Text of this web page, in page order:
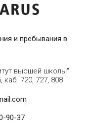
и пребывания в
высшей школы"
720, 727, 808
90-37